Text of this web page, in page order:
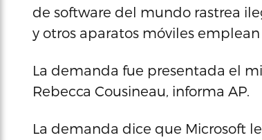
de software del mundo rastrea
y otros aparatos móviles
La demanda fue presentada el
Rebecca Cousineau, informa AP.
La demanda dice que Microsoft